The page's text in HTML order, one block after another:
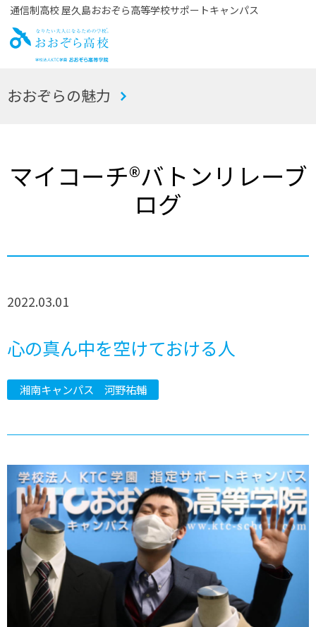
通信制高校 屋久島おおぞら高等学校サポートキャンパス
お
おおぞらの魅力
マイコーチ®バトンリレーブ
ログ
2022.03.01
心の真ん中を空けておける人
湘南キャンパス 河野祐輔